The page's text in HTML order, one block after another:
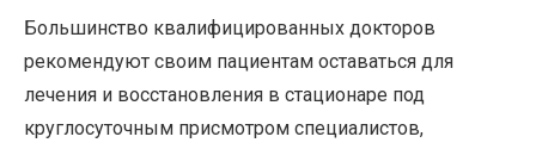
Большинство квалифицированных докторов
рекомендуют своим пациентам оставаться для
лечения и восстановления в стационаре под
круглосуточным присмотром специалистов,